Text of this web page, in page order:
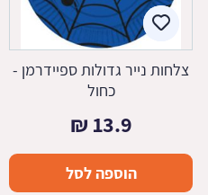
צלחות נייר גדולות ספיידרמן -
כחול
13.9
₪
הוספה לסל